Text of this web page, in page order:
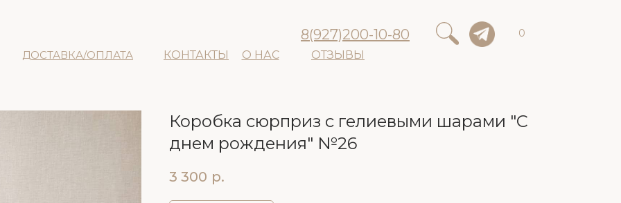
ДОСТАВКА/ОПЛАТА КОНТАКТЫ О НАС ОТЗЫВЫ
8(927)200-10-80 0
Коробка сюрприз с гелиевыми шарами "С
днем рождения" №26
3 300 р.